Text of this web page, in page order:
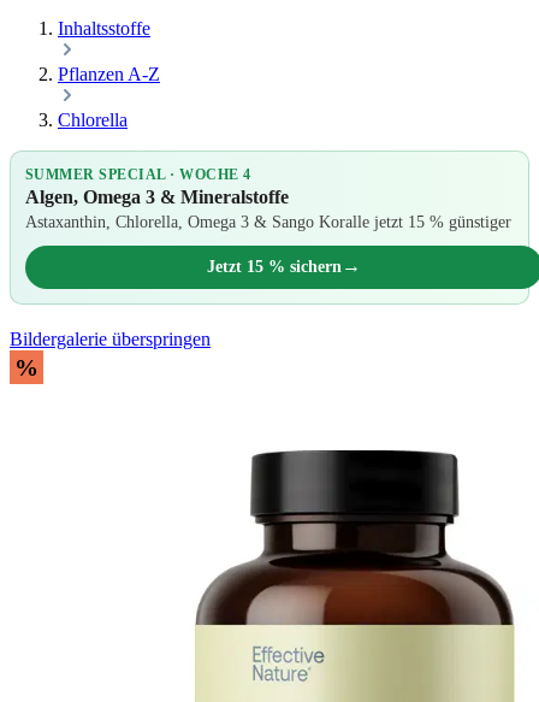
Inhaltsstoffe
Pflanzen A-Z
Chlorella
SUMMER SPECIAL · WOCHE 4
Algen, Omega 3 & Mineralstoffe
Astaxanthin, Chlorella, Omega 3 & Sango Koralle jetzt 15 % günstiger
Jetzt 15 % sichern →
Bildergalerie überspringen
%